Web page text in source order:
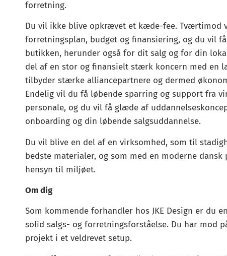
forretning.
Du vil ikke blive opkrævet et kæde-fee. Tværtimod
forretningsplan, budget og finansiering, og du vil
butikken, herunder også for dit salg og for din
del af en stor og finansielt stærk koncern med en
tilbyder stærke alliancepartnere og dermed
Endelig vil du få løbende sparring og support fra
personale, og du vil få glæde af
onboarding og din løbende salgsuddannelse.
Du vil blive en del af en virksomhed, som til
bedste materialer, og som med en moderne
hensyn til miljøet.
Om dig
Som kommende forhandler hos JKE Design er du
solid salgs- og forretningsforståelse. Du har mod
projekt i et veldrevet setup.